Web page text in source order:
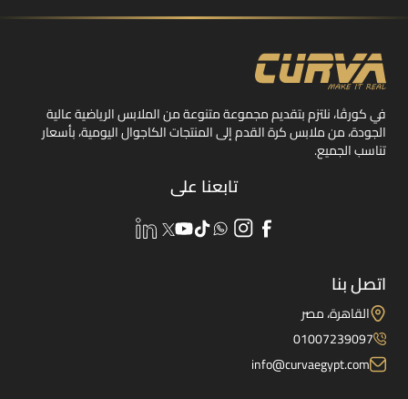
في كورڤا، نلتزم بتقديم مجموعة متنوعة من الملابس الرياضية عالية
الجودة، من ملابس كرة القدم إلى المنتجات الكاجوال اليومية، بأسعار
تناسب الجميع.
تابعنا على
اتصل بنا
القاهرة، مصر
01007239097
info@curvaegypt.com